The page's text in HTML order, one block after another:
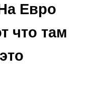
Евро
что там